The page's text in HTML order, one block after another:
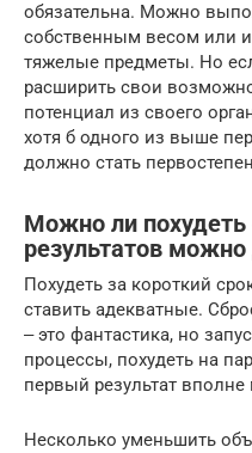
обязательна. Можно
собственным весом или
тяжелые предметы. Но
расширить свои
потенциал из своего
хотя б одного из выше
должно стать
Можно ли похудеть
результатов
Похудеть за короткий
ставить адекватные.
‒ это фантастика, но
процессы, похудеть на
первый результат
Несколько уменьшить